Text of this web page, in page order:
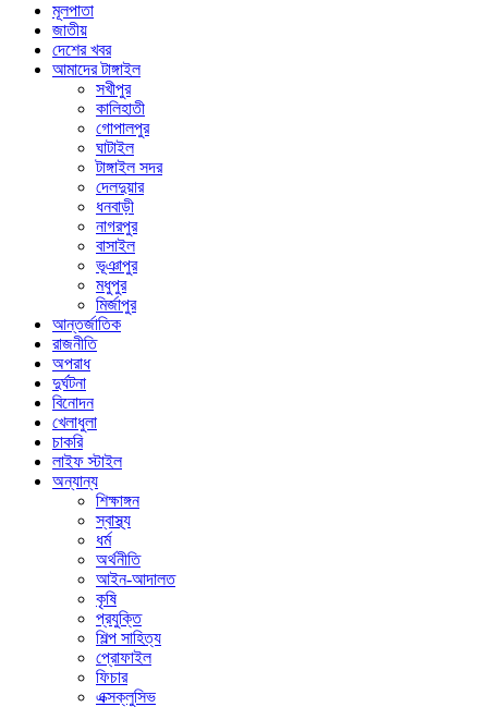
মূলপাতা
জাতীয়
দেশের খবর
আমাদের টাঙ্গাইল
সখীপুর
কালিহাতী
গোপালপুর
ঘাটাইল
টাঙ্গাইল সদর
দেলদুয়ার
ধনবাড়ী
নাগরপুর
বাসাইল
ভূঞাপুর
মধুপুর
মির্জাপুর
আন্তর্জাতিক
রাজনীতি
অপরাধ
দুর্ঘটনা
বিনোদন
খেলাধুলা
চাকরি
লাইফ স্টাইল
অন্যান্য
শিক্ষাঙ্গন
স্বাস্থ্য
ধর্ম
অর্থনীতি
আইন-আদালত
কৃষি
প্রযুক্তি
শিল্প সাহিত্য
প্রোফাইল
ফিচার
এক্সক্লুসিভ